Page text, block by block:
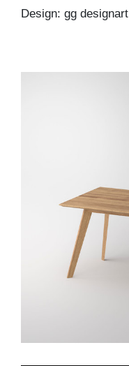
Design: gg designart